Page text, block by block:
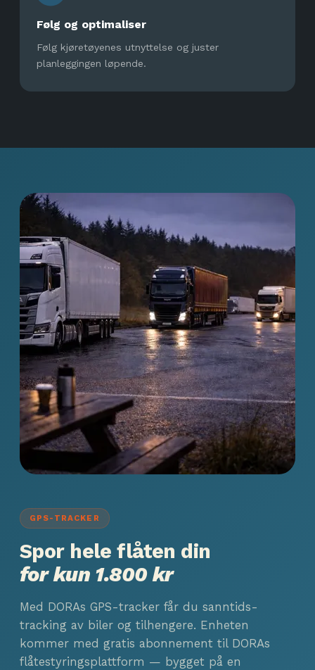
Følg og optimaliser
Følg kjøretøyenes utnyttelse og juster
planleggingen løpende.
GPS-TRACKER
Spor hele flåten din
for kun 1.800 kr
Med DORAs GPS-tracker får du sanntids-
tracking av biler og tilhengere. Enheten
kommer med gratis abonnement til DORAs
flåtestyringsplattform — bygget på en